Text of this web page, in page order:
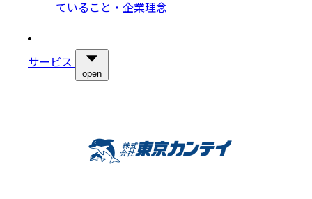
ていること・企業理念
サービス
open